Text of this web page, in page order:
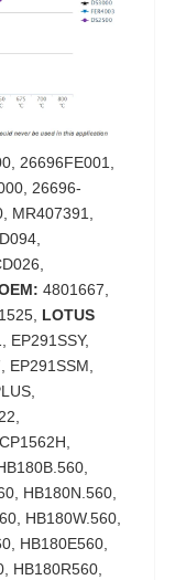
26696FE001,
26696-
MR407391,
4801667,
LOTUS
EP291SSY,
EP291SSM,
HB180N.560,
HB180W.560,
HB180E560,
HB180R560,